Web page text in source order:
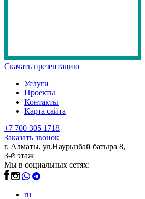
Скачать презентацию
Услуги
Проекты
Контакты
Карта сайта
+7 700 305 1718
Заказать звонок
г. Алматы, ул.Наурызбай батыра 8,
3-й этаж
Мы в социальных сетях:
ru